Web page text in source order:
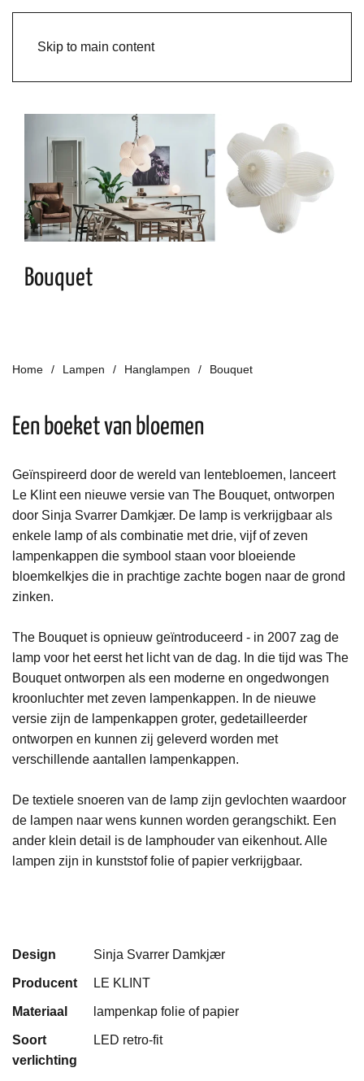
Skip to main content
Bouquet
Home Lampen Hanglampen Bouquet
Een boeket van bloemen
Geïnspireerd door de wereld van lentebloemen, lanceert
Le Klint een nieuwe versie van The Bouquet, ontworpen
door Sinja Svarrer Damkjær. De lamp is verkrijgbaar als
enkele lamp of als combinatie met drie, vijf of zeven
lampenkappen die symbool staan ​​voor bloeiende
bloemkelkjes die in prachtige zachte bogen naar de grond
zinken.
The Bouquet is opnieuw geïntroduceerd - in 2007 zag de
lamp voor het eerst het licht van de dag. In die tijd was The
Bouquet ontworpen als een moderne en ongedwongen
kroonluchter met zeven lampenkappen. In de nieuwe
versie zijn de lampenkappen groter, gedetailleerder
ontworpen en kunnen zij geleverd worden met
verschillende aantallen lampenkappen.
De textiele snoeren van de lamp zijn gevlochten waardoor
de lampen naar wens kunnen worden gerangschikt. Een
ander klein detail is de lamphouder van eikenhout. Alle
lampen zijn in kunststof folie of papier verkrijgbaar.
Design Sinja Svarrer Damkjær
Producent LE KLINT
Materiaal lampenkap folie of papier
Soort
verlichting
LED retro-fit